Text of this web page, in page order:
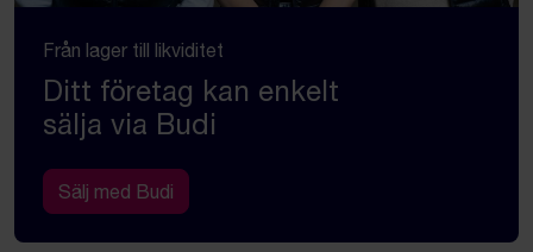
Från lager till likviditet
Ditt företag kan enkelt
sälja via Budi
Sälj med Budi